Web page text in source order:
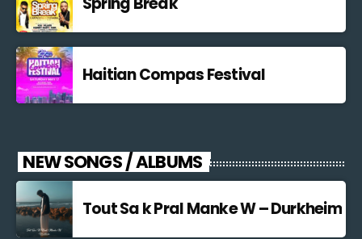
Haitian Compas Festival
NEW SONGS / ALBUMS
Tout Sa k Pral Manke W – Durkheim